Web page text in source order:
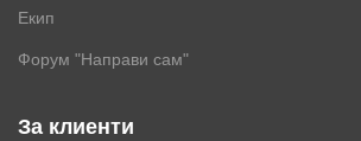
Екип
Форум "Направи сам"
За клиенти